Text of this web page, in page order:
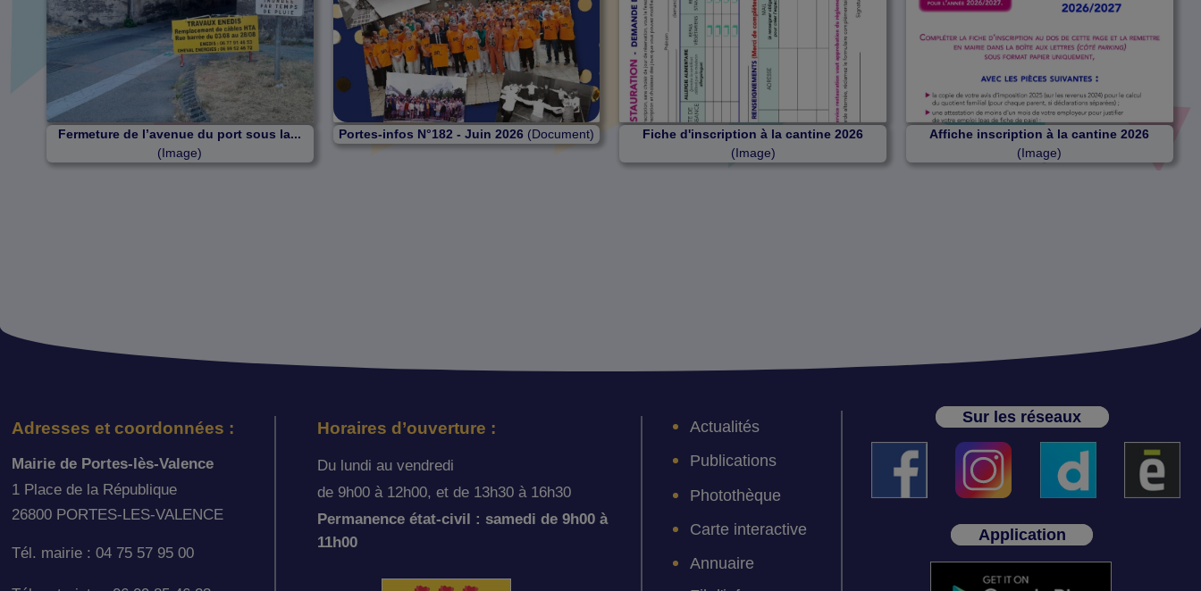
Fermeture de l’avenue du port sous la...
(Image)
Portes-infos N°182 - Juin 2026 (Document)
Fiche d'inscription à la cantine 2026
(Image)
Affiche inscription à la cantine 2026
(Image)
Adresses et coordonnées :
Mairie de Portes-lès-Valence
1 Place de la République
26800 PORTES-LES-VALENCE
Tél. mairie : 04 75 57 95 00
Horaires d’ouverture :
Du lundi au vendredi
de 9h00 à 12h00, et de 13h30 à 16h30
Permanence état-civil : samedi de 9h00 à
11h00
Actualités
Publications
Photothèque
Carte interactive
Annuaire
Sur les réseaux
Application